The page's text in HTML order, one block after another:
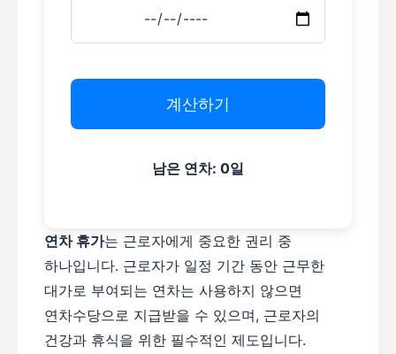
계산하기
남은 연차: 0일
연차 휴가는 근로자에게 중요한 권리 중
하나입니다. 근로자가 일정 기간 동안 근무한
대가로 부여되는 연차는 사용하지 않으면
연차수당으로 지급받을 수 있으며, 근로자의
건강과 휴식을 위한 필수적인 제도입니다.